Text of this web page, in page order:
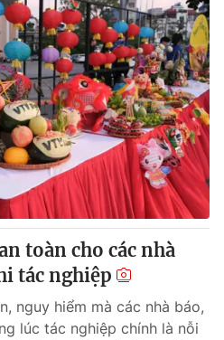
toàn cho các nhà
tác nghiệp
nguy hiểm mà các nhà báo,
lúc tác nghiệp chính là nỗi